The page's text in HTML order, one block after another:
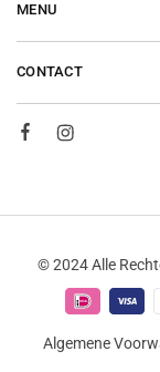
MENU
CONTACT
© 2024 Alle
Algemene